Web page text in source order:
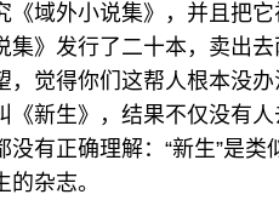
《域外小说集》，并且把
集》发行了二十本，卖出
，觉得你们这帮人根本没
《新生》，结果不仅没有
没有正确理解：“新生”是
杂志。